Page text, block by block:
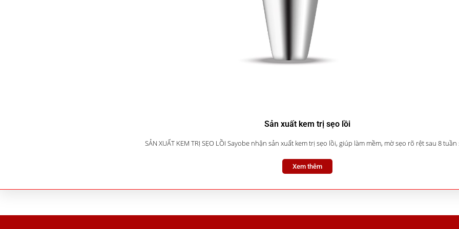
Sản xuất kem trị sẹo lồi
SẢN XUẤT KEM TRỊ SẸO LỒI Sayobe nhận sản xuất kem trị sẹo lồi, giúp làm mềm, mờ sẹo rõ rệt sau 8
Xem thêm